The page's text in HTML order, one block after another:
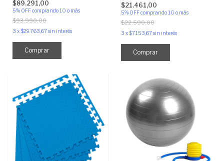
$89.291,00
5% OFFcomprando 10 o más
$93.990,00
3 x$29.763,67sin interés
Comprar
$21.461,00
5% OFF comprando 10 o más
$22.590,00
3 x$7.153,67sin interés
Comprar